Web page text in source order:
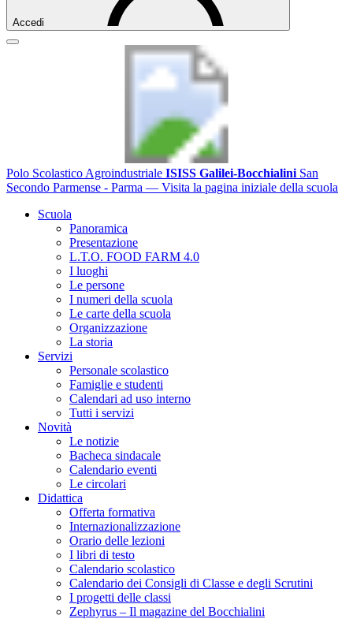
Accedi
Polo Scolastico Agroindustriale ISISS Galilei-Bocchialini San
Secondo Parmense - Parma — Visita la pagina iniziale della scuola
Scuola
Panoramica
Presentazione
L.T.O. FOOD FARM 4.0
I luoghi
Le persone
I numeri della scuola
Le carte della scuola
Organizzazione
La storia
Servizi
Personale scolastico
Famiglie e studenti
Calendari ad uso interno
Tutti i servizi
Novità
Le notizie
Bacheca sindacale
Calendario eventi
Le circolari
Didattica
Offerta formativa
Internazionalizzazione
Orario delle lezioni
I libri di testo
Calendario scolastico
Calendario dei Consigli di Classe e degli Scrutini
I progetti delle classi
Zephyrus – Il magazine del Bocchialini